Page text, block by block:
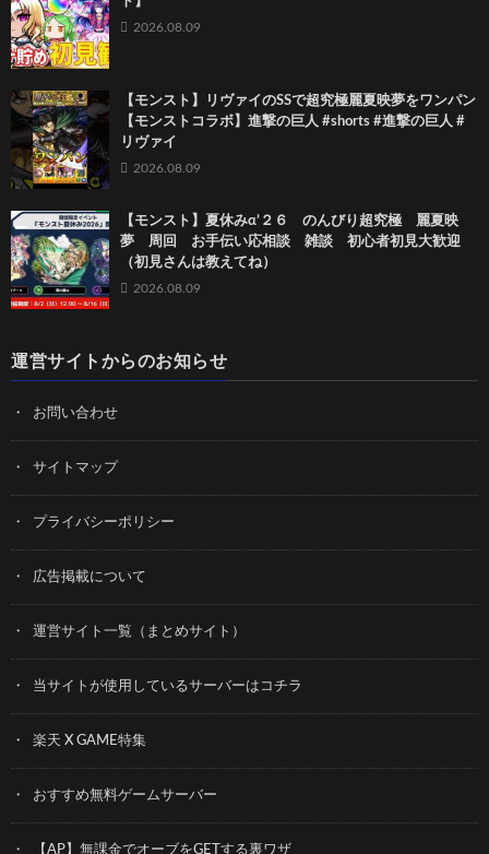
2026.08.09
【モンスト】リヴァイのSSで超究極麗夏映夢を ワンパン
【モンストコラボ】進撃の巨人 #shorts #進撃の巨人 #
リヴァイ
2026.08.09
【モンスト】夏休みα’２６ のんびり超究極 麗夏映
夢 周回 お手伝い応相談 雑談 初心者初見大歓迎
（初見さんは教えてね）
2026.08.09
運営サイトからのお知らせ
お問い合わせ
サイトマップ
プライバシーポリシー
広告掲載について
運営サイト一覧（まとめサイト）
当サイトが使用しているサーバーはコチラ
楽天 X GAME特集
おすすめ無料ゲームサーバー
【AP】無課金でオーブをGETする裏ワザ